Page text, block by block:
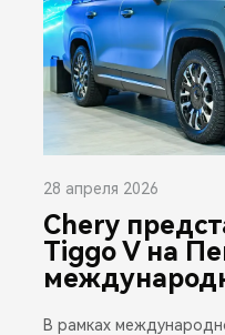
28 апреля 2026
Chery
Tiggo V на
В рамках